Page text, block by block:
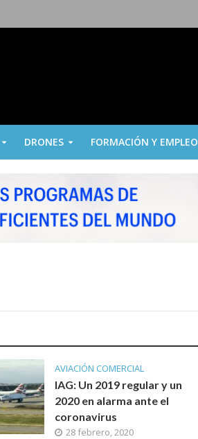
DRONES FORMACIÓN Y EMPLEO
AVIACIÓN COMERCIAL
IAG: Un 2019 regular y un
2020 en alarma ante el
coronavirus
28 febrero, 2020